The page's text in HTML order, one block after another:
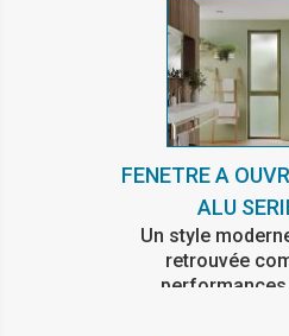
FENETRE A
ALU
Un style
retrouvée